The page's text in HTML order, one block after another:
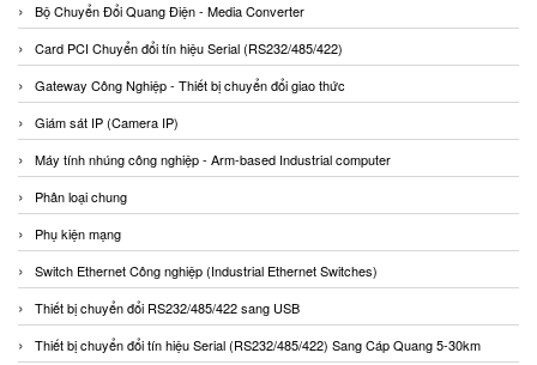
Bộ Chuyển Đổi Quang Điện - Media Converter
Card PCI Chuyển đổi tín hiệu Serial (RS232/485/422)
Gateway Công Nghiệp - Thiết bị chuyển đổi giao thức
Giám sát IP (Camera IP)
Máy tính nhúng công nghiệp - Arm-based Industrial computer
Phân loại chung
Phụ kiện mạng
Switch Ethernet Công nghiệp (Industrial Ethernet Switches)
Thiết bị chuyển đổi RS232/485/422 sang USB
Thiết bị chuyển đổi tín hiệu Serial (RS232/485/422) Sang Cáp Quang 5-30km